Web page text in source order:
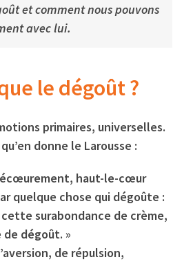
et comment nous pouvons
avec lui.
le dégoût ?
primaires, universelles.
donne le Larousse :
haut-le-cœur
quelque chose qui dégoûte :
cette surabondance de crème,
dégoût. »
de répulsion,